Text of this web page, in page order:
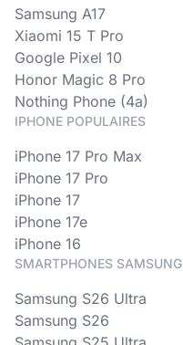
Samsung A17
Xiaomi 15 T Pro
Google Pixel 10
Honor Magic 8 Pro
Nothing Phone (4a)
IPHONE POPULAIRES
iPhone 17 Pro Max
iPhone 17 Pro
iPhone 17
iPhone 17e
iPhone 16
SMARTPHONES SAMSUNG
Samsung S26 Ultra
Samsung S26